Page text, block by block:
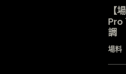
【
Pro
調
場料